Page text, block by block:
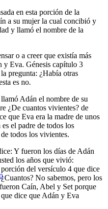
en esta porción de la
a su mujer la cual concibió y
y llamó el nombre de la
o a creer que existía más
y Eva. Génesis capítulo 3
pregunta: ¿Había otras
es no.
Adán el nombre de su
¿De cuantos vivientes? de
que Eva era la madre de unos
el padre de todos los
todos los vivientes.
Y fueron los días de Adán
los años que vivió:
del versículo 4 que dice
No sabemos, pero los
Caín, Abel y Set porque
dice que Adán y Eva